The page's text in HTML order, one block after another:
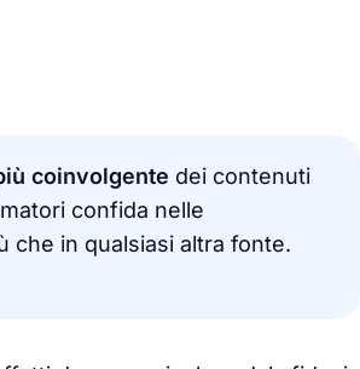
coinvolgente dei contenuti
confida nelle
che in qualsiasi altra fonte.